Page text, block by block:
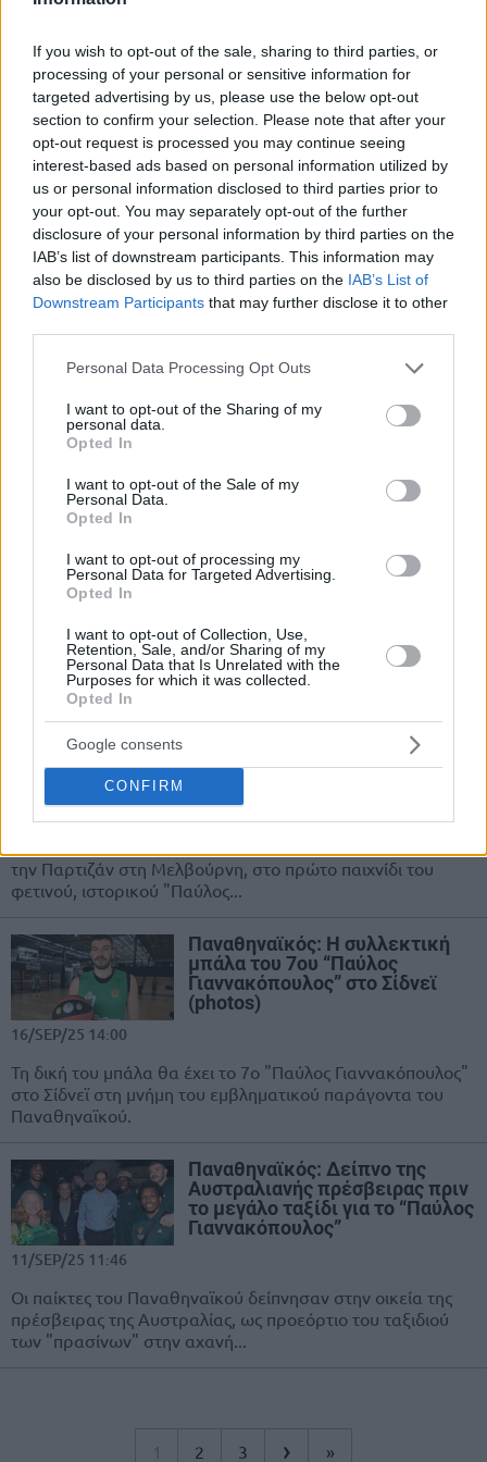
If you wish to opt-out of the sale, sharing to third parties, or
processing of your personal or sensitive information for
targeted advertising by us, please use the below opt-out
section to confirm your selection. Please note that after your
opt-out request is processed you may continue seeing
interest-based ads based on personal information utilized by
us or personal information disclosed to third parties prior to
your opt-out. You may separately opt-out of the further
disclosure of your personal information by third parties on the
IAB’s list of downstream participants. This information may
also be disclosed by us to third parties on the IAB’s List of
Downstream Participants that may further disclose it to other
Please note that this website/app uses one or more Google
not limited to your visit or usage behaviour. You may click to
grant or deny consent to Google and its third-party tags to
use your data for below specified purposes in below Google
consent section.
Personal Data Processing Opt Outs
I want to opt-out of the Sharing of my
personal data.
Opted In
I want to opt-out of the Sale of my
Personal Data.
Opted In
I want to opt-out of processing my
Personal Data for Targeted Advertising.
Opted In
I want to opt-out of Collection, Use,
Retention, Sale, and/or Sharing of my
Personal Data that Is Unrelated with the
Purposes for which it was collected.
Opted In
Google consents
CONFIRM
επικράτησε των Σίδνεϊ Κιντκς (93-90) για το 7ο τουρνουά
Σλούκας: “Εκπροσωπούμε την
ιδέα του Παναθηναϊκού και
τιμούμε τον σπουδαίο ηγέτη,
Παύλο Γιαννακόπουλο”
19/SEP/25 09:51
Ο Κώστας Σλούκας και Εργκίν Αταμάν έκαναν δηλώσεις
στην κάμερα του NBL, με φόντο την Όπερα του Σίδνεϊ.
Παναθηναϊκός: Έφτασε στο
Σίδνεϊ και φωτογραφήθηκε με
φόντο την περίφημη Όπερα
Ο Παναθηναϊκός έφτασε στο Σίδνεϊ όπου θα συνεχιστεί το
τουρνουά "Παύλος Γιαννακόπουλος".
Παναθηναϊκός – Παρτιζάν 91-
“Παύλος Γιαννακόπουλος”
18/SEP/25 13:25
Παρτιζάν με 91-82 , στο πρώτο, ιστορικό παιχνίδι στην
Αυστραλία...
Παναθηναϊκός vs. Παρτιζάν σε
Μελβούρνη για το “Παύλος
Γιαννακόπουλος”
18/SEP/25 07:06
την Παρτιζάν στη Μελβούρνη, στο πρώτο παιχνίδι του
φετινού, ιστορικού "Παύλος...
Παναθηναϊκός: Η συλλεκτική
μπάλα του 7ου “Παύλος
Γιαννακόπουλος” στο Σίδνεϊ
(photos)
16/SEP/25 14:00
Τη δική του μπάλα θα έχει το 7ο "Παύλος Γιαννακόπουλος"
στο Σίδνεϊ στη μνήμη του εμβληματικού παράγοντα του
Παναθηναϊκού.
Παναθηναϊκός: Δείπνο της
Αυστραλιανής πρέσβειρας πριν
το μεγάλο ταξίδι για το “Παύλος
Γιαννακόπουλος”
11/SEP/25 11:46
Οι παίκτες του Παναθηναϊκού δείπνησαν στην οικεία της
πρέσβειρας της Αυστραλίας, ως προεόρτιο του ταξιδιού
των "πρασίνων" στην αχανή...
1 2 3 › »